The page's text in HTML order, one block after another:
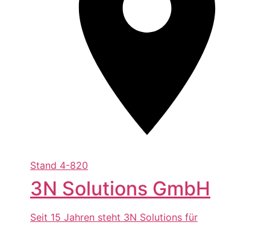
Stand 4-820
3N Solutions GmbH
Seit 15 Jahren steht 3N Solutions für